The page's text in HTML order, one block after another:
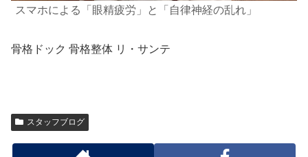
スマホによる「眼精疲労」と「自律神経の乱れ」
骨格ドック 骨格整体 リ・サンテ
スタッフブログ